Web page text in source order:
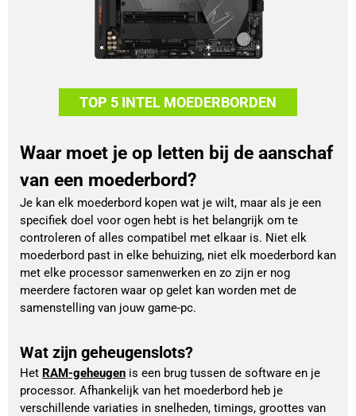
TOP 5 INTEL MOEDERBORDEN
Waar moet je op letten bij de aanschaf
van een moederbord?
Je kan elk moederbord kopen wat je wilt, maar als je een
specifiek doel voor ogen hebt is het belangrijk om te
controleren of alles compatibel met elkaar is. Niet elk
moederbord past in elke behuizing, niet elk moederbord kan
met elke processor samenwerken en zo zijn er nog
meerdere factoren waar op gelet kan worden met de
samenstelling van jouw game-pc.
Wat zijn geheugenslots?
Het RAM-geheugen is een brug tussen de software en je
processor. Afhankelijk van het moederbord heb je
verschillende variaties in snelheden, timings, groottes van